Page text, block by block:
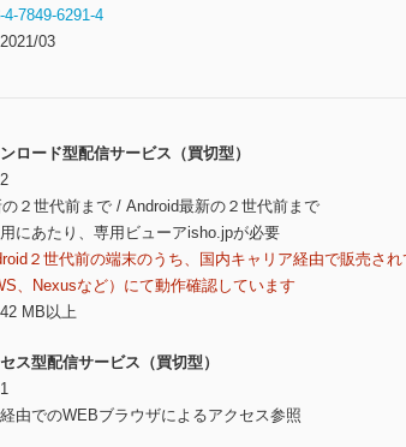
4-7849-6291-4
2021/03
ロード型配信サービス（買切型）
2
２世代前まで / Android最新の２世代前まで
にあたり、専用ビューアisho.jpが必要
２世代前の端末のうち、国内キャリア経由で販売され
、Nexusなど）にて動作確認しています
42 MB以上
ス型配信サービス（買切型）
1
由でのWEBブラウザによるアクセス参照